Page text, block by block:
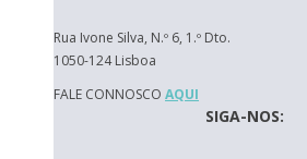
Rua Ivone Silva, N.º 6, 1.º Dto.
1050-124 Lisboa
FALE CONNOSCO AQUI
SIGA-NOS: